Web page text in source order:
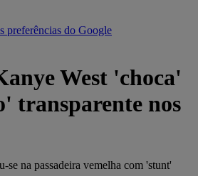
preferências do Google
West 'choca'
transparente nos
se na passadeira vemelha com 'stunt'